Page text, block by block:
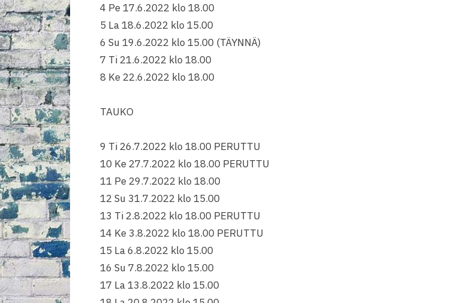
4 Pe 17.6.2022 klo 18.00
5 La 18.6.2022 klo 15.00
6 Su 19.6.2022 klo 15.00 (TÄYNNÄ)
7 Ti 21.6.2022 klo 18.00
8 Ke 22.6.2022 klo 18.00
TAUKO
9 Ti 26.7.2022 klo 18.00 PERUTTU
10 Ke 27.7.2022 klo 18.00 PERUTTU
11 Pe 29.7.2022 klo 18.00
12 Su 31.7.2022 klo 15.00
13 Ti 2.8.2022 klo 18.00 PERUTTU
14 Ke 3.8.2022 klo 18.00 PERUTTU
15 La 6.8.2022 klo 15.00
16 Su 7.8.2022 klo 15.00
17 La 13.8.2022 klo 15.00